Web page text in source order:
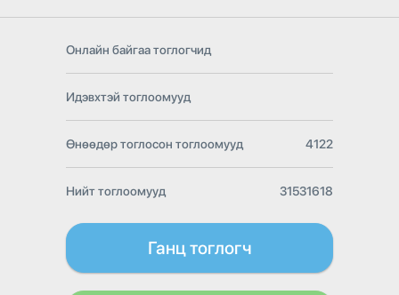
Онлайн байгаа тоглогчид
Идэвхтэй тоглоомууд
Өнөөдөр тоглосон тоглоомууд 4122
Нийт тоглоомууд 31531618
Ганц тоглогч